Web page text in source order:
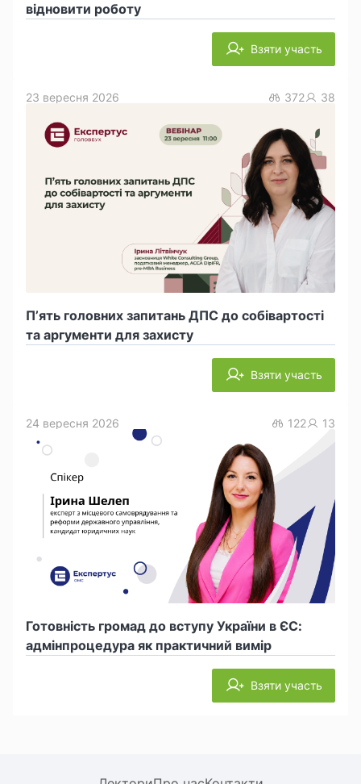
відновити роботу
Взяти участь
П’ять головних запитань ДПС до собівартості
та аргументи для захисту
23 вересня 2026 372 38
Взяти участь
Готовність громад до вступу України в ЄС:
адмінпроцедура як практичний вимір
24 вересня 2026 122 13
Взяти участь